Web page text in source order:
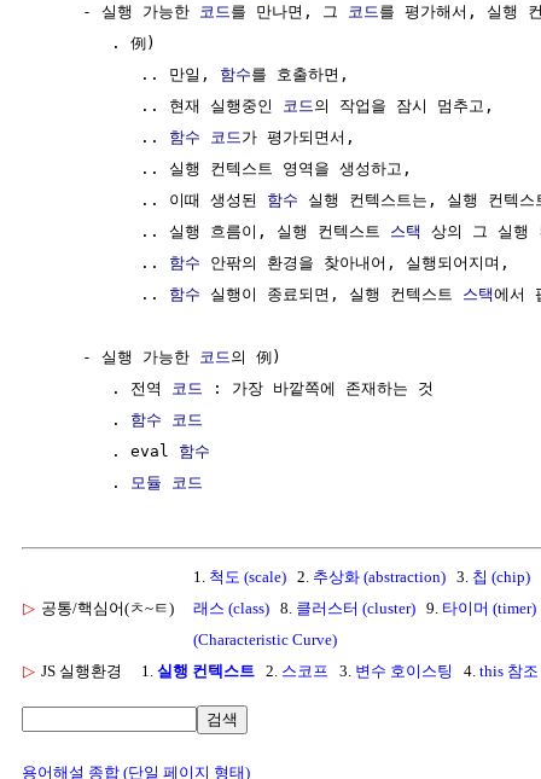
     - 실행 가능한
코드 를 만나면, 그 코드 를 평가해서, 실행
        . 例)
           .. 만일,
함수를 호출하면,
           .. 현재 실행중인
코드 의 작업을 잠시 멈추고,
           ..
함수 코드 가 평가되면서,
           .. 실행 컨텍스트 영역을 생성하고,
           .. 이때 생성된
함수 실행 컨텍스트는, 실행 컨텍
           .. 실행 흐름이, 실행 컨텍스트
스택
상의 그 실행
           ..
함수 안팎의 환경을 찾아내어, 실행되어지며,
           ..
함수 실행이 종료되면, 실행 컨텍스트 스택에서
     - 실행 가능한
코드 의 例)
        . 전역
코드
: 가장 바깥쪽에 존재하는 것
        .
함수
코드
        . eval
함수
        .
모듈 코드
▷ 공통/핵심어(ㅊ~ㅌ)
1. 척도 (scale) 2. 추상화 (abstraction) 3. 칩 (chip)
래스 (class) 8. 클러스터 (cluster) 9. 타이머 (timer)
(Characteristic Curve)
▷ JS 실행환경 1. 실행 컨텍스트 2. 스코프 3. 변수 호이스팅 4. this 참조
검색
용어해설 종합 (단일 페이지 형태)